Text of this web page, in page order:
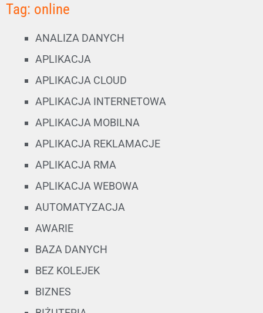
Tag: online
ANALIZA DANYCH
APLIKACJA
APLIKACJA CLOUD
APLIKACJA INTERNETOWA
APLIKACJA MOBILNA
APLIKACJA REKLAMACJE
APLIKACJA RMA
APLIKACJA WEBOWA
AUTOMATYZACJA
AWARIE
BAZA DANYCH
BEZ KOLEJEK
BIZNES